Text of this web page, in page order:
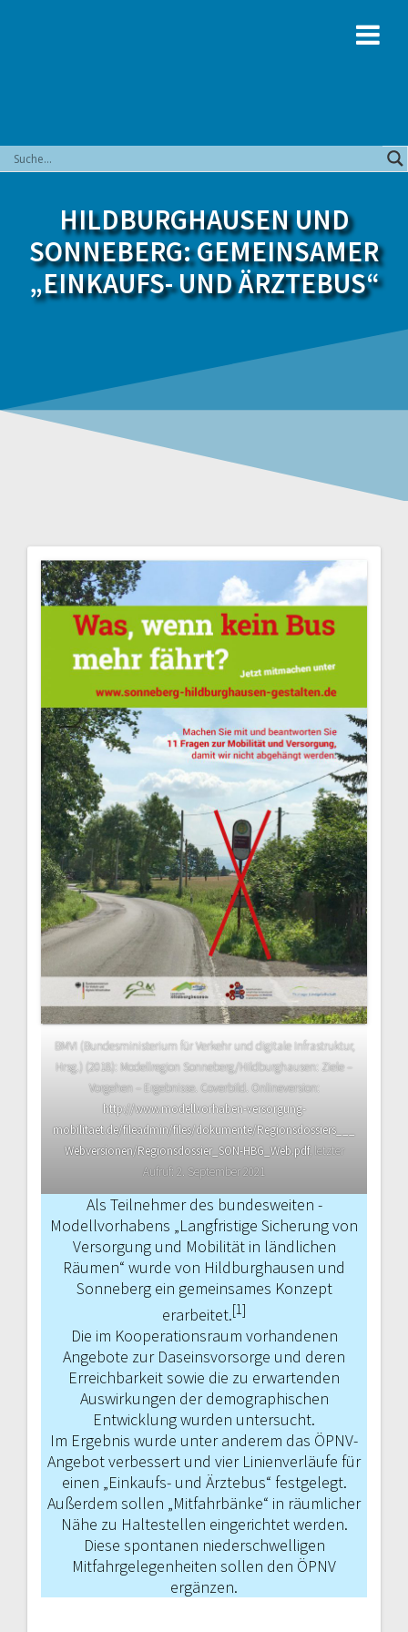
HILDBURGHAUSEN UND
SONNEBERG: GEMEINSAMER
„EINKAUFS- UND ÄRZTEBUS“
BMVI (Bundesministerium für Verkehr und digitale Infrastruktur,
Hrsg.) (2018): Modellregion Sonneberg/Hildburghausen: Ziele –
Vorgehen – Ergebnisse. Coverbild. Onlineversion:
http://www.modellvorhaben-versorgung-
mobilitaet.de/fileadmin/files/dokumente/Regionsdossiers___
Webversionen/Regionsdossier_SON-HBG_Web.pdf, letzter
Aufruf: 2. September 2021
Als Teilnehmer des bundesweiten ­
Modellvorhabens „Langfristige Sicherung von
Versorgung und Mobilität in länd­lichen
Räumen“ wurde von Hildburg­hausen und
Sonneberg ein gemeinsames Konzept
erarbeitet.[1]
Die im Kooperationsraum vorhandenen
Angebote zur Daseinsvorsorge und deren
Erreichbarkeit sowie die zu erwartenden
Auswirkungen der demographischen
Entwicklung wurden untersucht.
Im Ergebnis wurde unter anderem das ÖPNV-
Angebot verbessert und vier Linienverläufe für
einen „Einkaufs- und Ärztebus“ festgelegt.
Außerdem sollen „Mitfahrbänke“ in räumlicher
Nähe zu Haltestellen eingerichtet werden.
Diese spontanen niederschwelligen
Mitfahrgelegenheiten sollen den ÖPNV
ergänzen.